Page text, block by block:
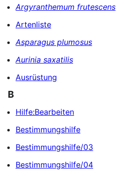
Argyranthemum frutescens
Artenliste
Asparagus plumosus
Aurinia saxatilis
Ausrüstung
B
Hilfe:Bearbeiten
Bestimmungshilfe
Bestimmungshilfe/03
Bestimmungshilfe/04